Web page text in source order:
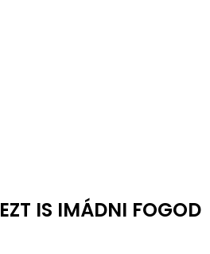
EZT IS IMÁDNI FOGOD